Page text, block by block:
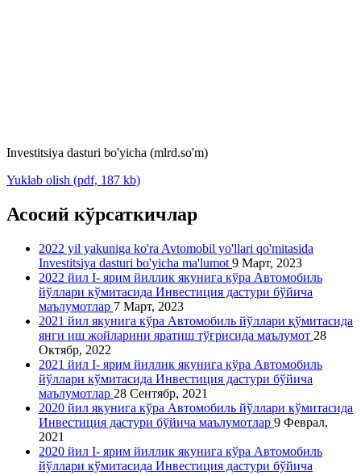
Investitsiya dasturi bo'yicha (mlrd.so'm)
Yuklab olish (pdf, 187 kb)
Асосий кўрсаткичлар
2022 yil yakuniga ko'ra Avtomobil yo'llari qo'mitasida
Investitsiya dasturi bo'yicha ma'lumot 9 Март, 2023
2022 йил I- ярим йиллик якунига кўра Автомобиль
йўллари кўмитасида Инвестиция дастури бўйича
маълумотлар 7 Март, 2023
2021 йил якунига кўра Автомобиль йўллари қўмитасида
янги иш жойларини яратиш тўғрисида маълумот 28
Октябр, 2022
2021 йил I- ярим йиллик якунига кўра Автомобиль
йўллари кўмитасида Инвестиция дастури бўйича
маълумотлар 28 Сентябр, 2021
2020 йил якунига кўра Автомобиль йўллари кўмитасида
Инвестиция дастури бўйича маълумотлар 9 Феврал,
2021
2020 йил I- ярим йиллик якунига кўра Автомобиль
йўллари кўмитасида Инвестиция дастури бўйича